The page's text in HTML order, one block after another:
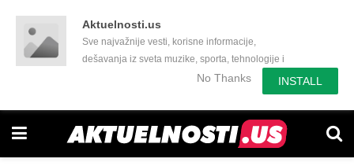
Aktuelnosti.us
Sve najvažnije vesti, korisne informacije,
dešavanja iz sveta muzike, sporta, tehnologije i
još mnogo toga zanimljivog.No Thanks INSTALL